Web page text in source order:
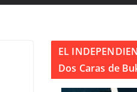
EL
Dos Caras de